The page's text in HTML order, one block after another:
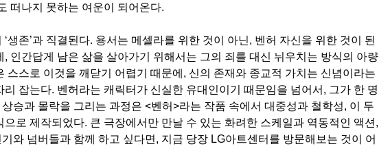
떠나지 못하는 여운이 되어온다.
‘생존’과 직결된다. 용서는 메셀라를 위한 것이 아닌, 벤허 자신을 위한 것이 된
, 인간답게 남은 삶을 살아가기 위해서는 그의 죄를 대신 뉘우치는 방식의 아량
스스로 이것을 깨닫기 어렵기 때문에 , 신의 존재와 종교적 가치는 신념이라는
리 잡는다. 벤허라는 캐릭터가 신실한 유대인이기 때문임을 넘어서 , 그가 한 명
승과 몰락을 그리는 과정은 <벤허>라는 작품 속에서 대중성과 철학성, 이 두
으로 제작되었다. 큰 극장에서만 만날 수 있는 화려한 스케일과 역동적인 액션 ,
와 넘버들과 함께 하고 싶다면 , 지금 당장 LG아트센터를 방문해보는 것이 어